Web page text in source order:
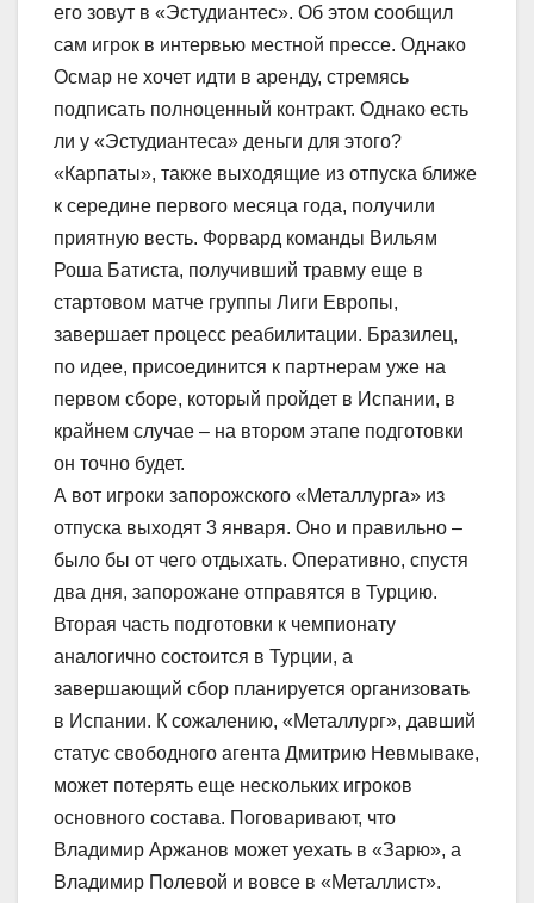
его зовут в «Эстудиантес». Об этом сообщил
сам игрок в интервью местной прессе. Однако
Осмар не хочет идти в аренду, стремясь
подписать полноценный контракт. Однако есть
ли у «Эстудиантеса» деньги для этого?
«Карпаты», также выходящие из отпуска ближе
к середине первого месяца года, получили
приятную весть. Форвард команды Вильям
Роша Батиста, получивший травму еще в
стартовом матче группы Лиги Европы,
завершает процесс реабилитации. Бразилец,
по идее, присоединится к партнерам уже на
первом сборе, который пройдет в Испании, в
крайнем случае – на втором этапе подготовки
он точно будет.
А вот игроки запорожского «Металлурга» из
отпуска выходят 3 января. Оно и правильно –
было бы от чего отдыхать. Оперативно, спустя
два дня, запорожане отправятся в Турцию.
Вторая часть подготовки к чемпионату
аналогично состоится в Турции, а
завершающий сбор планируется организовать
в Испании. К сожалению, «Металлург», давший
статус свободного агента Дмитрию Невмываке,
может потерять еще нескольких игроков
основного состава. Поговаривают, что
Владимир Аржанов может уехать в «Зарю», а
Владимир Полевой и вовсе в «Металлист».